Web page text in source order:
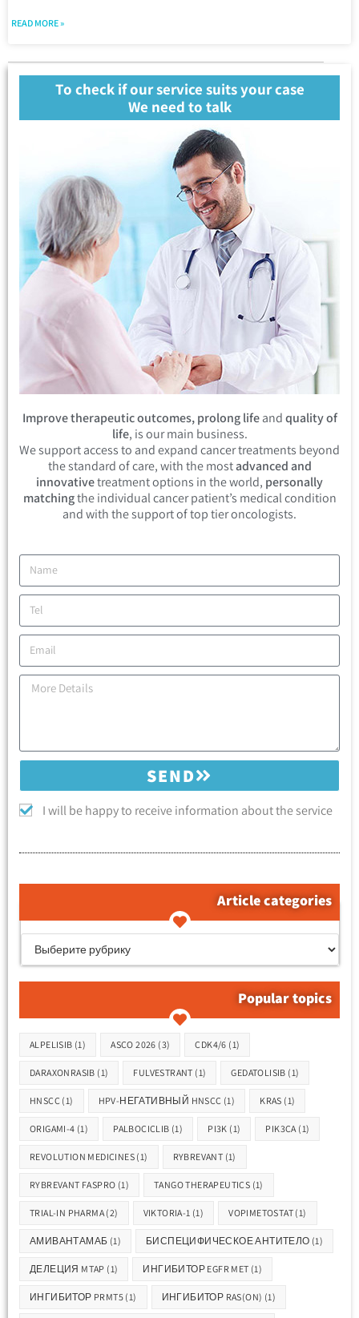
READ MORE »
To check if our service suits your case
We need to talk
Improve therapeutic outcomes, prolong lifeandquality of
life, is our main business.
We support access to and expand cancer treatments beyond
the standard of care, with the mostadvanced and
innovativetreatment options in the world, personally
matchingthe individual cancer patient’s medical condition
and with the support of top tier oncologists.
I will be happy to receive information about the service
SEND
Article categories
Popular topics
ALPELISIB (1) ASCO 2026 (3) CDK4/6 (1)
DARAXONRASIB (1) FULVESTRANT (1) GEDATOLISIB (1)
HNSCC (1) HPV-НЕГАТИВНЫЙ HNSCC (1) KRAS (1)
ORIGAMI-4 (1) PALBOCICLIB (1) PI3K (1) PIK3CA (1)
REVOLUTION MEDICINES (1) RYBREVANT (1)
RYBREVANT FASPRO (1) TANGO THERAPEUTICS (1)
TRIAL-IN PHARMA (2) VIKTORIA-1 (1) VOPIMETOSTAT (1)
АМИВАНТАМАБ (1) БИСПЕЦИФИЧЕСКОЕ АНТИТЕЛО (1)
ДЕЛЕЦИЯ MTAP (1) ИНГИБИТОР EGFR MET (1)
ИНГИБИТОР PRMT5 (1) ИНГИБИТОР RAS(ON) (1)